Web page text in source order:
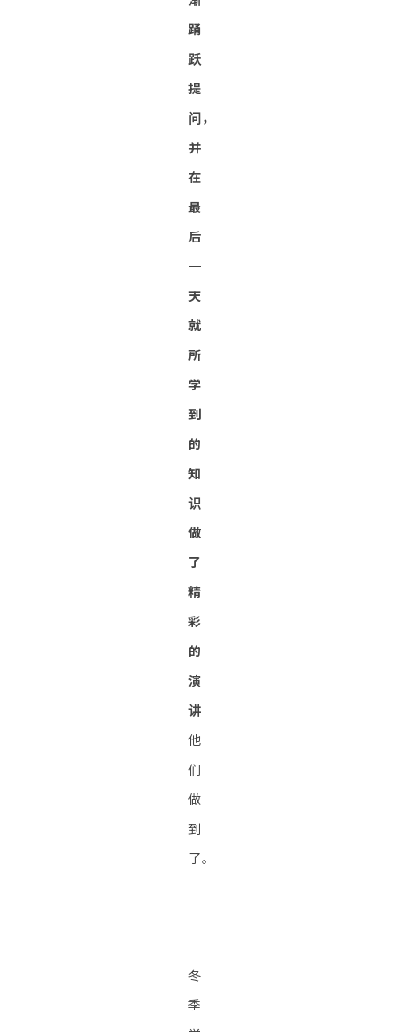
踊
跃
提
问，
并
在
最
后
一
天
就
所
学
到
的
知
识
做
了
精
彩
的
演
讲
他
们
做
到
了。
冬
季